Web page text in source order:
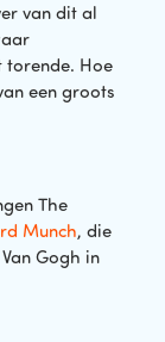
van dit al
torende. Hoe
een groots
The
Munch, die
Gogh in